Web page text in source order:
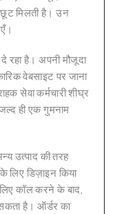
मिलती है। उन
है। अपनी मौजूदा
वेबसाइट पर जाना
सेवा कर्मचारी शीघ्र
ही एक गुमनाम
उत्पाद की तरह
डिज़ाइन किया
कॉल करने के बाद,
है। ऑर्डर का